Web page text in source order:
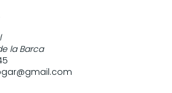
la Barca